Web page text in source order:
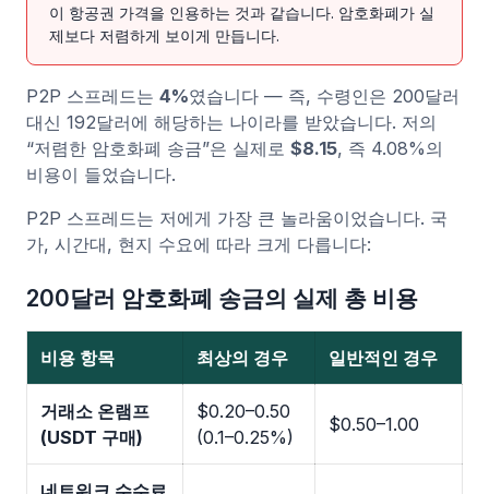
이 항공권 가격을 인용하는 것과 같습니다. 암호화폐가 실
제보다 저렴하게 보이게 만듭니다.
P2P 스프레드는 4%였습니다 — 즉, 수령인은 200달러
대신 192달러에 해당하는 나이라를 받았습니다. 저의
“저렴한 암호화폐 송금”은 실제로 $8.15, 즉 4.08%의
비용이 들었습니다.
P2P 스프레드는 저에게 가장 큰 놀라움이었습니다. 국
가, 시간대, 현지 수요에 따라 크게 다릅니다:
200달러 암호화폐 송금의 실제 총 비용
비용 항목 최상의 경우 일반적인 경우
거래소 온램프
(USDT 구매)
$0.20–0.50
(0.1–0.25%)
$0.50–1.00